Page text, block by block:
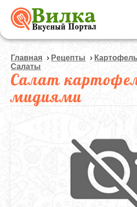
Главная › Рецепты ›
Салаты
Салат
мидиями